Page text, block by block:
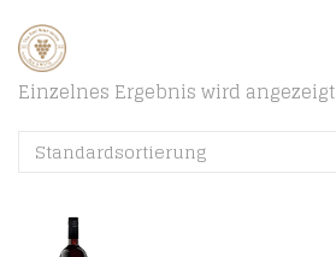
Einzelnes Ergebnis wird angezeigt
Standardsortierung